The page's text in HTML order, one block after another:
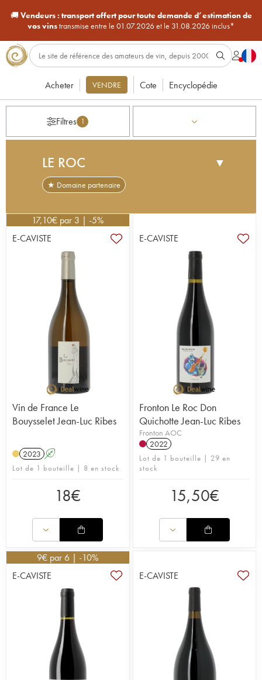
🚚Vendeurs : transport offert pour toute demande d’estimation de
vos vinstransmise entre le 01.07.2026 et le 31.08.2026 inclus*
Acheter VENDRE Cote Encyclopédie
Filtres 1
LE ROC ▼
★ Domaine partenaire
la Garonne, se trouve le domaine Le Roc. Bien
qu'il ne dispose d'aucune certification, celui-ci
cultive ses 22 hectares de vignes selon des
principes raisonnés, n'hésitant pas à enherber les
rangées et à y faire paître des moutons. La
négrette domine l'encépagement et permet de
produire des vins généreux, sincères et
délicieusement fruités.
17,10€ par 3 | -5%
E-CAVISTE
Vin de France Le
Bouysselet Jean-Luc Ribes
2023 A
Lot de 1 bouteille | 8 en stock
18€
E-CAVISTE
Fronton Le Roc Don
Quichotte Jean-Luc Ribes
Fronton AOC
2022
Lot de 1 bouteille | 29 en
stock
15,50€
9€ par 6 | -10%
E-CAVISTE
E-CAVISTE